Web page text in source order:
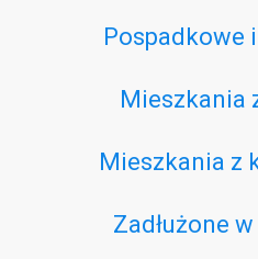
Pospadkowe
Mieszkania
Mieszkania z
Zadłużone